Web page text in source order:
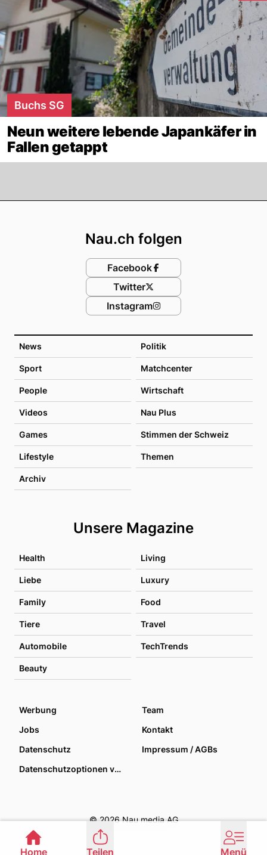
Buchs SG
Neun weitere lebende Japankäfer in
Fallen getappt
News Politik
Sport Matchcenter
People Wirtschaft
Videos Nau Plus
Games Stimmen der Schweiz
Lifestyle Themen
Archiv
Unsere Magazine
Health Living
Liebe Luxury
Family Food
Tiere Travel
Automobile TechTrends
Beauty
Nau.ch folgen
Facebook
Twitter
Instagram
Werbung
Team
Jobs
Kontakt
Datenschutz
Impressum / AGBs
Datenschutzoptionen verwalten
© 2026 Nau media AG
Home Teilen Menü